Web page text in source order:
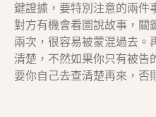
鍵證據，要特別注意的兩件
對方有機會看圖說故事，關
兩次，很容易被蒙混過去。
清楚，不然如果你只有被告
要你自己去查清楚再來，否